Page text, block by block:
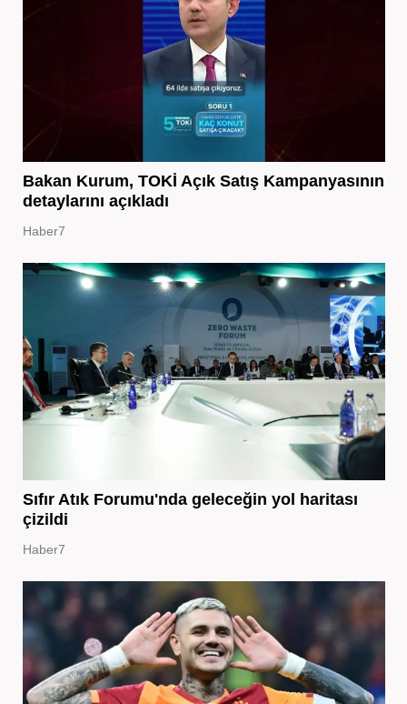
Bakan Kurum, TOKİ Açık Satış Kampanyasının
detaylarını açıkladı
Haber7
Sıfır Atık Forumu'nda geleceğin yol haritası
çizildi
Haber7